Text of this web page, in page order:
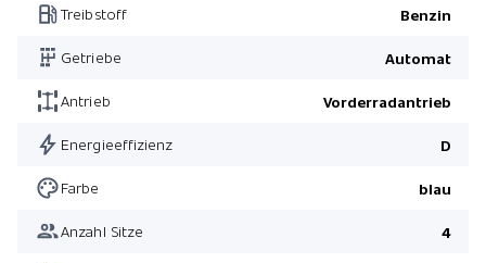
Treibstoff Benzin
Getriebe Automat
Antrieb Vorderradantrieb
Energieeffizienz D
Farbe blau
Anzahl Sitze 4